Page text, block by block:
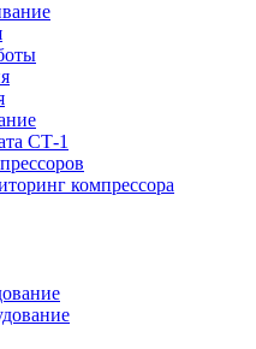
СТ-1
компрессора